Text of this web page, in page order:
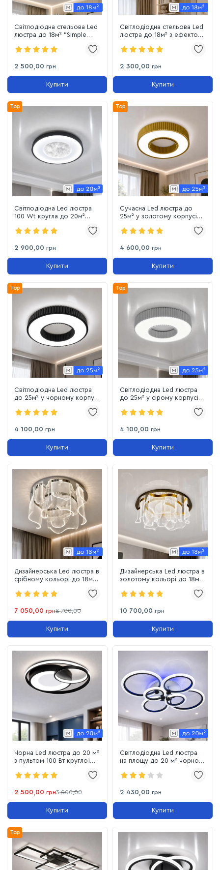
Світлодіодна стельова Led
люстра до 18м² "Simple
2 500,00 грн
Купити
Світлодіодна стельова Led
люстра до 18м² з ефектом
100W)
2 300,00 грн
Купити
Top
Світлодіодна Led люстра
100 Wt кругла до 20м²
2 900,00 грн
Купити
Top
Сучасна Led люстра до
25м² у золотому корпусі
GD)
4 600,00 грн
Купити
Top
Світлодіодна Led люстра
до 25м² у чорному корпусі
BK)
4 100,00 грн
Купити
Top
Світлодіодна Led люстра
до 25м² у сірому корпусі
WH)
4 100,00 грн
Купити
Дизайнерська Led люстра в
срібному кольорі до 18м²
7 050,00 грн8 700,00
Купити
Дизайнерська Led люстра в
золотому кольорі до 18м²
10 700,00 грн
Купити
Чорна Led люстра до 20 м²
з пультом 100 Вт круглої
2 500,00 грн3 000,00
Купити
Світлодіодна Led люстра
на площу до 20 м² чорно-
потужність 100W
2 430,00 грн
Купити
Top